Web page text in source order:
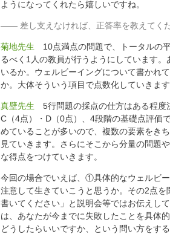
ようになってくれたら嬉しいですね。
差し支えなければ、正答率を教えてく
菊地先生 10点満点の問題で、トータルの
るべく1人の教員が行うようにしています
いるか。ウェルビーイングについて書かれ
か。大体そういう項目で点数化していきます
真壁先生 5行問題の採点の仕方はある程度
C（4点）・D（0点）、4段階の基礎点評価
めていることが多いので、複数の要素をき
見ていきます。さらにそこから分量の問題
な得点をつけていきます。
今回の場合でいえば、①具体的なウェルビ
注意して生きていこうと思うか。その2点
書いてください」と説明会等ではお伝えし
は、あなたが今までに失敗したことを具体
どうしたらいいですか、という問い方をす